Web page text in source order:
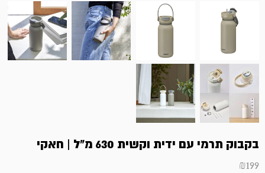
בקבוק תרמי עם ידית וקשית 630 מ"ל | חאקי
₪199